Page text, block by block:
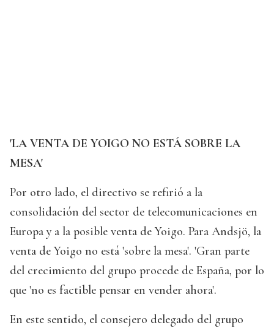
'LA VENTA DE YOIGO NO ESTÁ SOBRE LA
MESA'
Por otro lado, el directivo se refirió a la
consolidación del sector de telecomunicaciones en
Europa y a la posible venta de Yoigo. Para Andsjö, la
venta de Yoigo no está 'sobre la mesa'. 'Gran parte
del crecimiento del grupo procede de España, por lo
que 'no es factible pensar en vender ahora'.
En este sentido, el consejero delegado del grupo